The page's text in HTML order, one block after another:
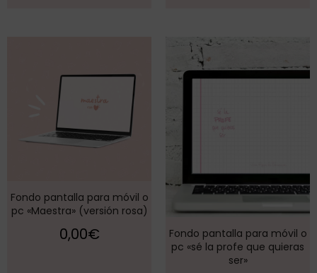
Fondo pantalla para móvil o
pc «Maestra» (versión rosa)
0,00€
Fondo pantalla para móvil o
pc «sé la profe que quieras
ser»